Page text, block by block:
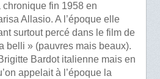
fin 1958 en
Allasio. A l’époque elle
surtout percé dans le film de
belli » (pauvres mais beaux).
Bardot italienne mais en
appelait à l’époque la